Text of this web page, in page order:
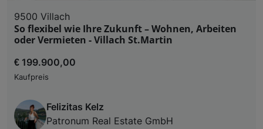
9500 Villach
So flexibel wie Ihre Zukunft – Wohnen, Arbeiten
oder Vermieten - Villach St.Martin
€ 199.900,00
Kaufpreis
Felizitas Kelz
Patronum Real Estate GmbH